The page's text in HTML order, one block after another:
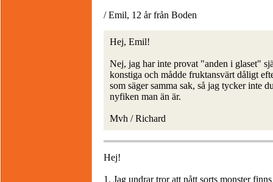
/ Emil, 12 år från Boden
Hej, Emil!
Nej, jag har inte provat "anden i glaset"
konstiga och mådde fruktansvärt dåligt
som säger samma sak, så jag tycker inte
nyfiken man än är.
Mvh / Richard
Hej!
1. Jag undrar tror att nått sorts monster